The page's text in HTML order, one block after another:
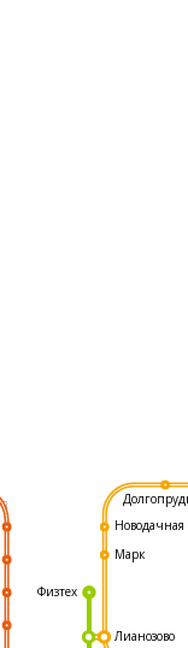
Физтех
Марк
Лианозово
Новодачная